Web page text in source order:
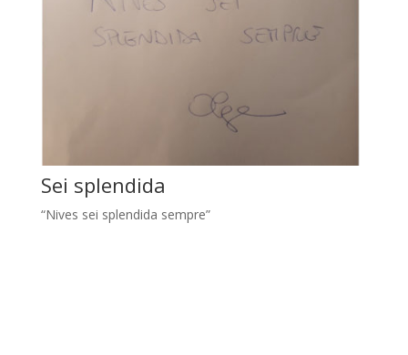
Sei splendida
“Nives sei splendida sempre”